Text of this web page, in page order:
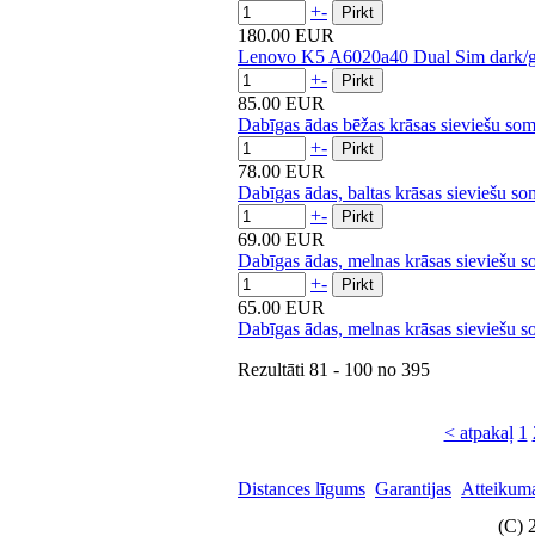
+-
180.00 EUR
Lenovo K5 A6020a40 Dual Sim dark/
+-
85.00 EUR
Dabīgas ādas bēžas krāsas sieviešu
+-
78.00 EUR
Dabīgas ādas, baltas krāsas sieviešu
+-
69.00 EUR
Dabīgas ādas, melnas krāsas sieviešu
+-
65.00 EUR
Dabīgas ādas, melnas krāsas sieviešu
Rezultāti 81 - 100 no 395
< atpakaļ 1
Distances līgums Garantijas
(C)